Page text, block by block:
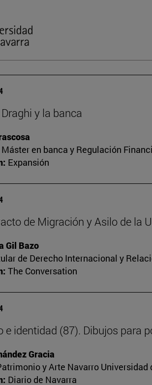
y la banca
en banca y Regulación
Expansión
de Migración y Asilo de la
Gil Bazo
de Derecho Internacional y
The Conversation
e identidad (87). Dibujos para
Gracia
y Arte Navarro Universidad
Diario de Navarra